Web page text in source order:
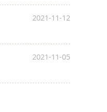
2021-11-12
2021-11-05